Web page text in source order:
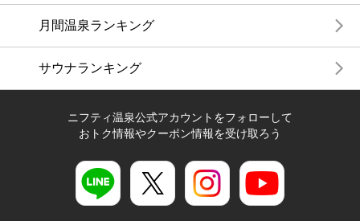
月間温泉ランキング
サウナランキング
ニフティ温泉公式アカウントをフォローして
おトク情報やクーポン情報を受け取ろう